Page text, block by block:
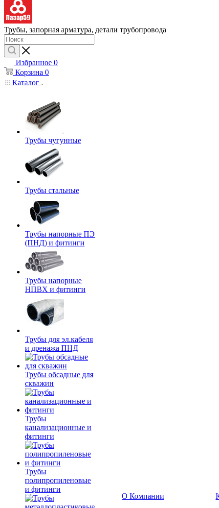
Трубы, запорная арматура, детали трубопровода
Избранное 0
Корзина 0
Каталог
Трубы чугунные
Трубы стальные
Трубы напорные ПЭ
(ПНД) и фитинги
Трубы напорные
НПВХ и фитинги
Трубы для эл.кабеля
и дренажа ПНД
Трубы обсадные для
скважин
Трубы
канализационные и
фитинги
Трубы
полипропиленовые
и фитинги
О Компании